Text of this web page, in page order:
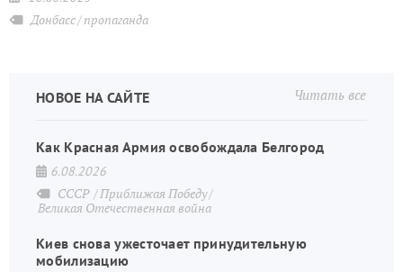
Донбасс пропаганда
Читать все
НОВОЕ НА САЙТЕ
Как Красная Армия освобождала Белгород
6.08.2026
СССР Приближая Победу
Великая Отечественная война
Киев снова ужесточает принудительную
мобилизацию